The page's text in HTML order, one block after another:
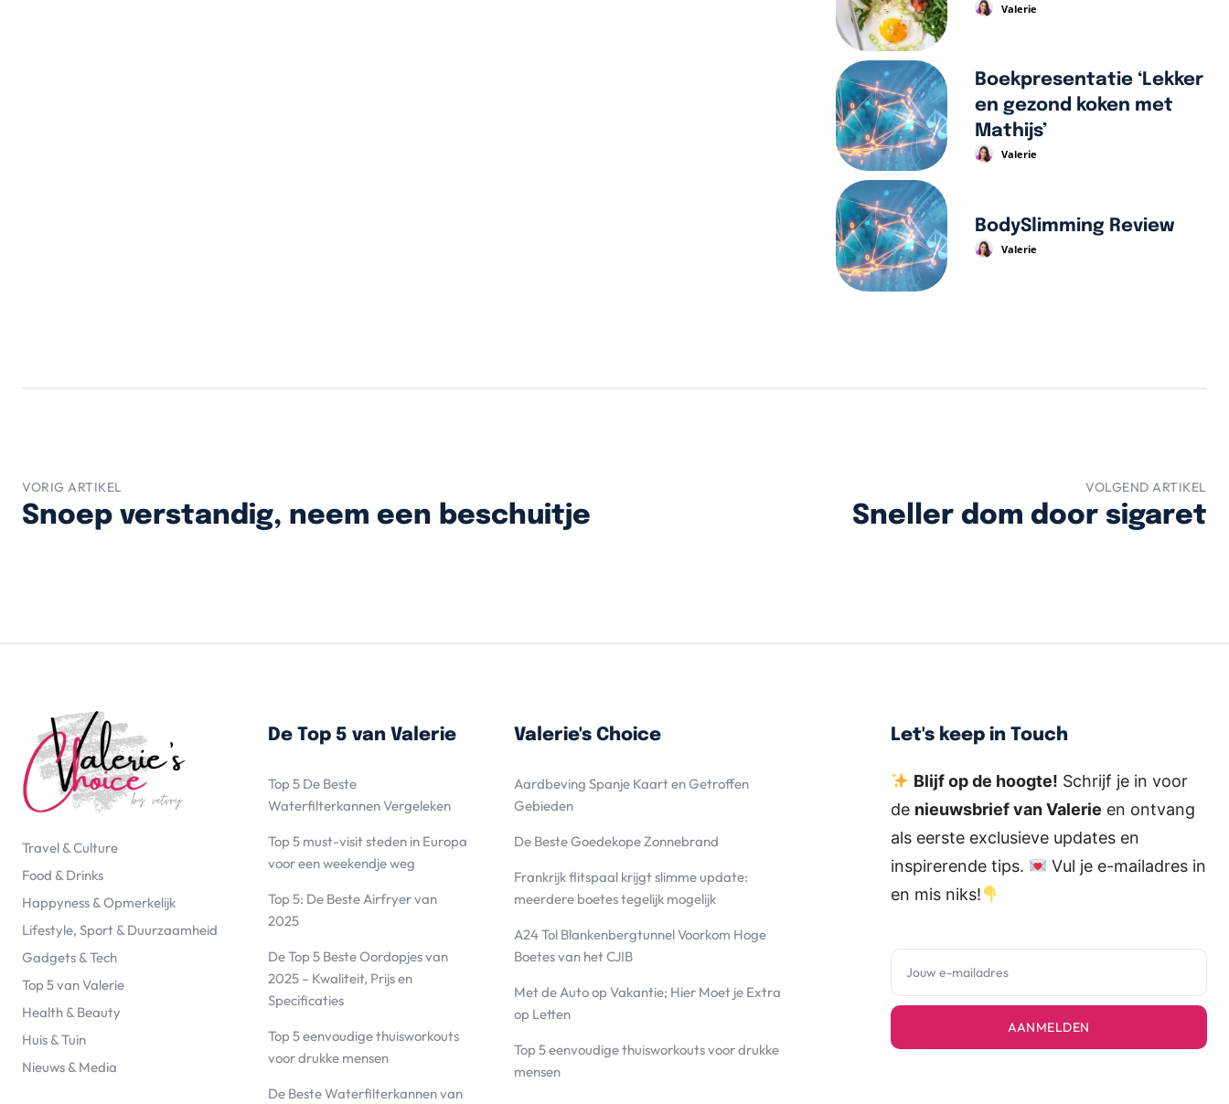
Valerie
Boekpresentatie ‘Lekker
en gezond koken met
Mathijs’
Valerie
BodySlimming Review
Valerie
VORIG ARTIKEL
Snoep verstandig, neem een beschuitje
VOLGEND ARTIKEL
Sneller dom door sigaret
Travel & Culture
Food & Drinks
Happyness & Opmerkelijk
Lifestyle, Sport & Duurzaamheid
Gadgets & Tech
Top 5 van Valerie
Health & Beauty
Huis & Tuin
Nieuws & Media
De Top 5 van Valerie
Top 5 De Beste
Waterfilterkannen Vergeleken
Top 5 must-visit steden in Europa
voor een weekendje weg
Top 5: De Beste Airfryer van
2025
De Top 5 Beste Oordopjes van
2025 – Kwaliteit, Prijs en
Specificaties
Top 5 eenvoudige thuisworkouts
voor drukke mensen
De Beste Waterfilterkannen van
Valerie's Choice
Aardbeving Spanje Kaart en Getroffen
Gebieden
De Beste Goedekope Zonnebrand
Frankrijk flitspaal krijgt slimme update:
meerdere boetes tegelijk mogelijk
A24 Tol Blankenbergtunnel Voorkom Hoge
Boetes van het CJIB
Met de Auto op Vakantie; Hier Moet je Extra
op Letten
Top 5 eenvoudige thuisworkouts voor drukke
mensen
Let's keep in Touch
Blijf op de hoogte! Schrijf je in voor
de nieuwsbrief van Valerie en ontvang
als eerste exclusieve updates en
inspirerende tips.
Vul je e-mailadres in
en mis niks!
AANMELDEN